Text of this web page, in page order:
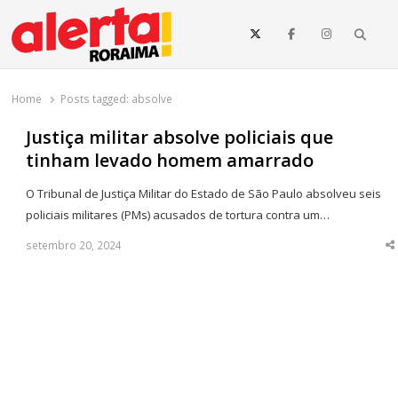
conteúdo
O maior portal de notícias de Roraima
O Alerta Roraima é seu portal de notícias completo sobre política,
Vista e todo o estado de Roraima. Fique sempre informado com
Home Posts tagged: absolve
Justiça militar absolve policiais que
tinham levado homem amarrado
O Tribunal de Justiça Militar do Estado de São Paulo absolveu seis
policiais militares (PMs) acusados de tortura contra um…
setembro 20, 2024